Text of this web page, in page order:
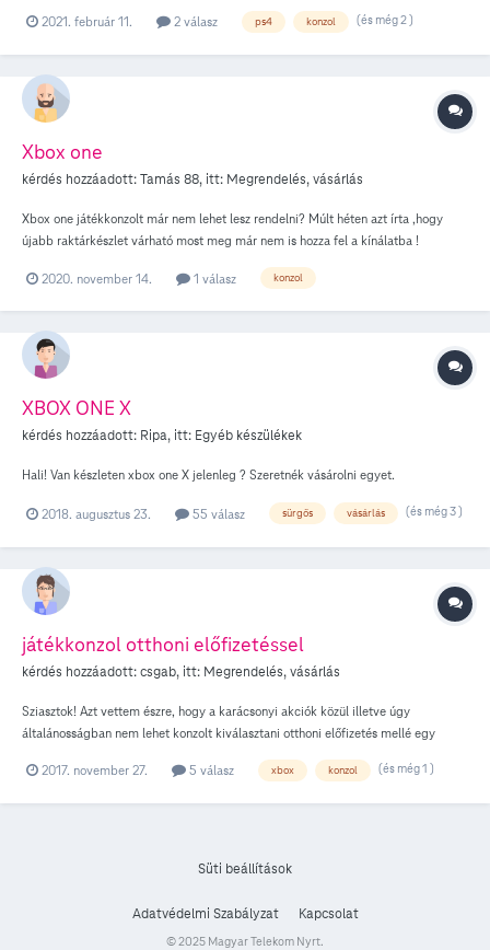
2021. február 11.
2 válasz ps4 konzol (és még 2 )
Xbox one
kérdés hozzáadott:Tamás 88, itt: Megrendelés, vásárlás
Xbox one játékkonzolt már nem lehet lesz rendelni? Múlt héten azt írta ,hogy
újabb raktárkészlet várható most meg már nem is hozza fel a kínálatba !
2020. november 14. 1 válasz konzol
XBOX ONE X
kérdés hozzáadott: Ripa, itt: Egyéb készülékek
Hali! Van készleten xbox one X jelenleg ? Szeretnék vásárolni egyet.
2018. augusztus 23. 55 válasz sürgős vásárlás (és még 3 )
játékkonzol otthoni előfizetéssel
kérdés hozzáadott:csgab, itt: Megrendelés, vásárlás
Sziasztok! Azt vettem észre, hogy a karácsonyi akciók közül illetve úgy
általánosságban nem lehet konzolt kiválasztani otthoni előfizetés mellé egy
szolgáltatáshoz már megszűnik az értékesítés? Köszi! G.
https://www.telekom.hu/shop/egyeb-keszulekek/jatekkonzolok#/N-
2017. november 27. 5 válasz xbox konzol (és még 1 )
Süti beállítások
Adatvédelmi Szabályzat Kapcsolat
© 2025 Magyar Telekom Nyrt.